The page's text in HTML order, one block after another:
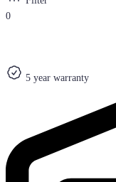
0
5 year warranty